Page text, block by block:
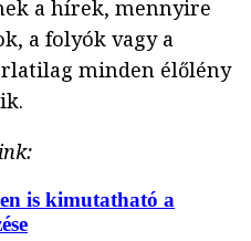
a hírek, mennyire
a folyók vagy a
minden élőlény
is kimutatható a